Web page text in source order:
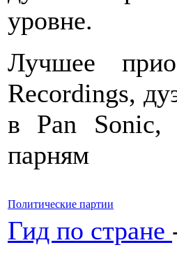
уровне.
Лучшее
Recordings,
в Pan Sonic,
парням
Политические партии
Гид по стране